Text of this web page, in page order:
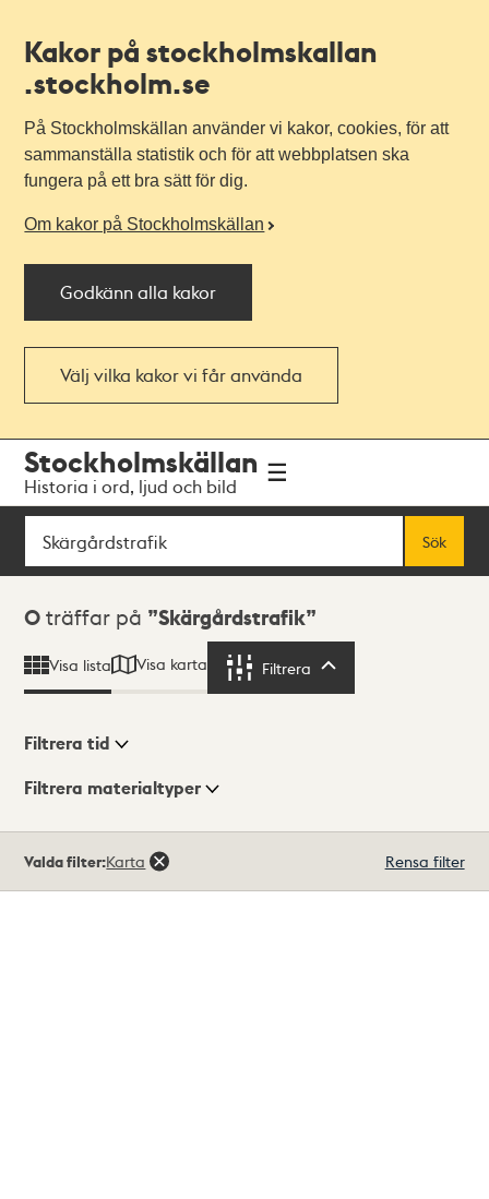
Kakor på stockholmskallan
.stockholm.se
På Stockholmskällan använder vi kakor, cookies, för att
sammanställa statistik och för att webbplatsen ska
fungera på ett bra sätt för dig.
Om kakor på Stockholmskällan
Godkänn alla kakor
Välj vilka kakor vi får använda
navigationen
huvudinnehållet
Stockholmskällan
Historia i ord, ljud och bild
Sök
Sök
Sökresultat
0 träffar på Skärgårdstrafik
Visa lista Visa karta Filtrera
Visningsläge
Filtrera tid
Filtrera materialtyper
träffar
Valda filter:Karta Rensa filter